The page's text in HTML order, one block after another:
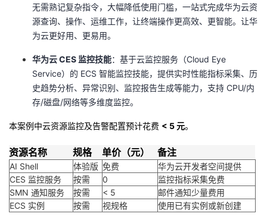
者
学
支
持
无需熟记复杂指令，大幅降低使用门槛，一站式完成华为云资
源查询、操作、运维工作，让终端操作更高效、更智能。让华
为云更好用、更易用。
华为云 CES 监控技能：基于云监控服务（Cloud Eye
Service）的 ECS 智能监控技能，提供实时性能指标采集、历
史趋势分析、异常识别、监控报告生成等能力，支持 CPU/内
存/磁盘/网络等多维度监控。
本案例中云资源监控及告警配置预计花费 < 5 元。
资源名称 规格 单价（元） 备注
AI Shell 体验版 免费
华为云开发者空间提供
CES 监控服务
按需 0
监控指标采集免费
SMN 通知服务
按需 < 5
邮件通知少量费用
ECS 实例
按需 视规格 使用已有实例或新创建